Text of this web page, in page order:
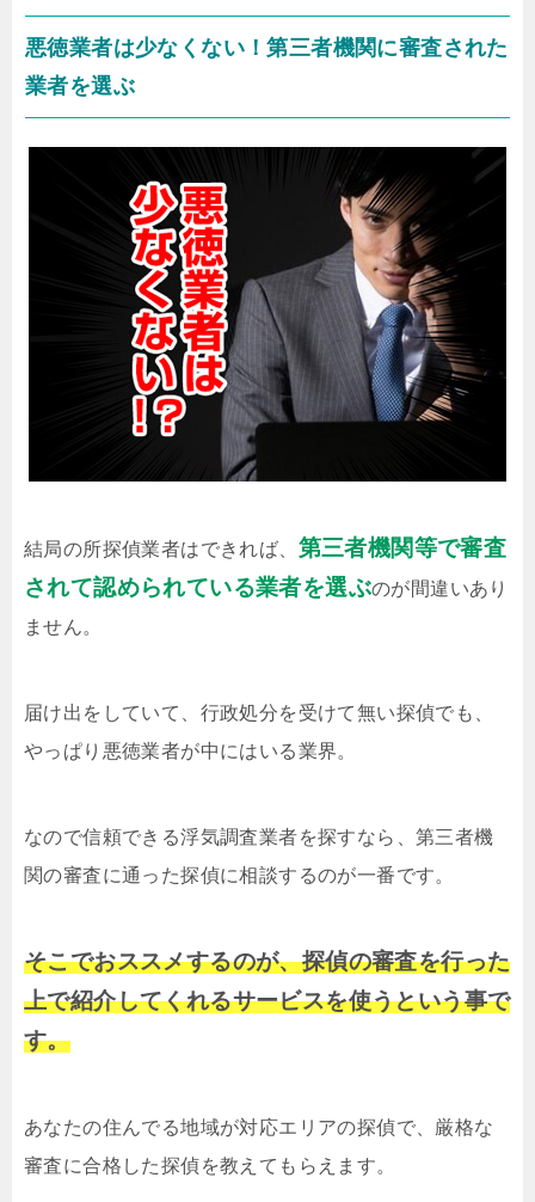
悪徳業者は少なくない！第三者機関に審査された
業者を選ぶ
結局の所探偵業者はできれば、 第三者機関等で審査
されて認められている業者を選ぶのが間違いあり
ません。
届け出をしていて、行政処分を受けて無い探偵でも、
やっぱり悪徳業者が中にはいる業界。
なので信頼できる浮気調査業者を探すなら、第三者機
関の審査に通った探偵に相談するのが一番です。
そこでおススメするのが、探偵の審査を行った
上で紹介してくれるサービスを使うという事で
す。
あなたの住んでる地域が対応エリアの探偵で、厳格な
審査に合格した探偵を教えてもらえます。